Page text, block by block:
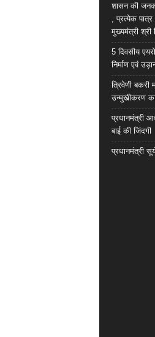
शासन की
, प्रत्येक
मुख्यमंत्री श्री
5 दिवसीय
निर्माण एवं
त्रिवेणी बकरी
उन्मुखीकरण
प्रधानमंत्री
बाई की जिंदगी
प्रधानमंत्री